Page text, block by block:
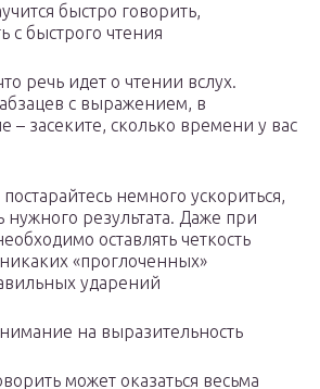
быстро говорить,
с быстрого чтения
речь идет о чтении вслух.
с выражением, в
– засеките, сколько времени у вас
немного ускориться,
нужного результата. Даже при
оставлять четкость
«проглоченных»
ударений
на выразительность
может оказаться весьма